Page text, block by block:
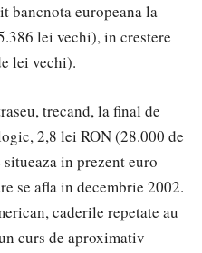
bancnota europeana la
lei vechi), in crestere
lei vechi).
trecand, la final de
2,8 lei RON (28.000 de
in prezent euro
se afla in decembrie 2002.
caderile repetate au
curs de aproximativ